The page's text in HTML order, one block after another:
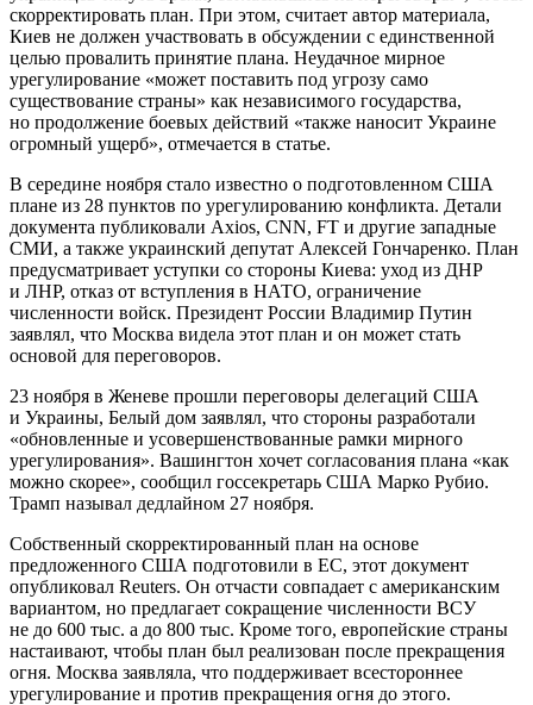
скорректировать план. При этом, считает автор материала,
Киев не должен участвовать в обсуждении с единственной
целью провалить принятие плана. Неудачное мирное
урегулирование «может поставить под угрозу само
существование страны» как независимого государства,
но продолжение боевых действий «также наносит Украине
огромный ущерб», отмечается в статье.
В середине ноября стало известно о подготовленном США
плане из 28 пунктов по урегулированию конфликта. Детали
документа публиковали Axios, CNN, FT и другие западные
СМИ, а также украинский депутат Алексей Гончаренко. План
предусматривает уступки со стороны Киева: уход из ДНР
и ЛНР, отказ от вступления в НАТО, ограничение
численности войск. Президент России Владимир Путин
заявлял, что Москва видела этот план и он может стать
основой для переговоров.
23 ноября в Женеве прошли переговоры делегаций США
и Украины, Белый дом заявлял, что стороны разработали
«обновленные и усовершенствованные рамки мирного
урегулирования». Вашингтон хочет согласования плана «как
можно скорее», сообщил госсекретарь США Марко Рубио.
Трамп называл дедлайном 27 ноября.
Собственный скорректированный план на основе
предложенного США подготовили в ЕС, этот документ
опубликовал Reuters. Он отчасти совпадает с американским
вариантом, но предлагает сокращение численности ВСУ
не до 600 тыс. а до 800 тыс. Кроме того, европейские страны
настаивают, чтобы план был реализован после прекращения
огня. Москва заявляла, что поддерживает всестороннее
урегулирование и против прекращения огня до этого.